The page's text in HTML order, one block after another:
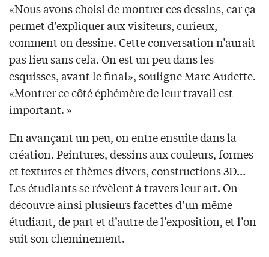
«Nous avons choisi de montrer ces dessins, car ça
permet d’expliquer aux visiteurs, curieux,
comment on dessine. Cette conversation n’aurait
pas lieu sans cela. On est un peu dans les
esquisses, avant le final», souligne Marc Audette.
«Montrer ce côté éphémère de leur travail est
important. »
En avançant un peu, on entre ensuite dans la
création. Peintures, dessins aux couleurs, formes
et textures et thèmes divers, constructions 3D…
Les étudiants se révèlent à travers leur art. On
découvre ainsi plusieurs facettes d’un même
étudiant, de part et d’autre de l’exposition, et l’on
suit son cheminement.